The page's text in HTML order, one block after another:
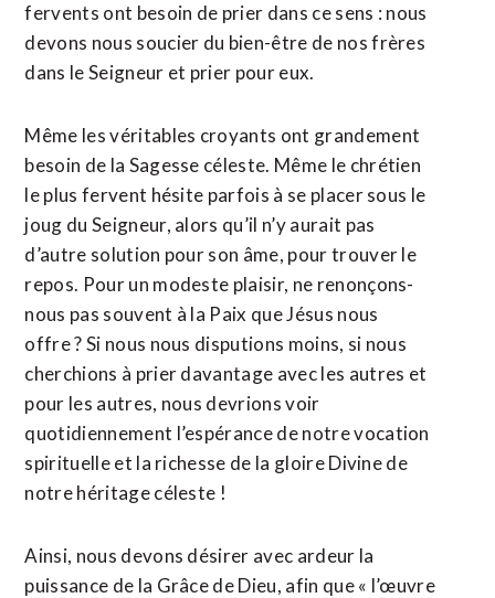
fervents ont besoin de prier dans ce sens : nous
devons nous soucier du bien-être de nos frères
dans le Seigneur et prier pour eux.
Même les véritables croyants ont grandement
besoin de la Sagesse céleste. Même le chrétien
le plus fervent hésite parfois à se placer sous le
joug du Seigneur, alors qu’il n’y aurait pas
d’autre solution pour son âme, pour trouver le
repos. Pour un modeste plaisir, ne renonçons-
nous pas souvent à la Paix que Jésus nous
offre ? Si nous nous disputions moins, si nous
cherchions à prier davantage avec les autres et
pour les autres, nous devrions voir
quotidiennement l’espérance de notre vocation
spirituelle et la richesse de la gloire Divine de
notre héritage céleste !
Ainsi, nous devons désirer avec ardeur la
puissance de la Grâce de Dieu, afin que « l’œuvre